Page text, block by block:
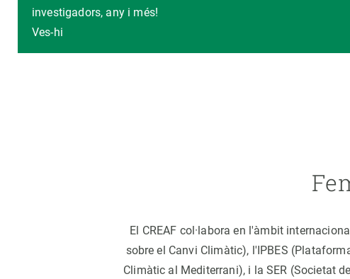
investigadors, any i més!
Ves-hi
El CREAF col·labora en l'àmbit
sobre el Canvi Climàtic), l'IPBES
Climàtic al Mediterrani), i la SER (Societat